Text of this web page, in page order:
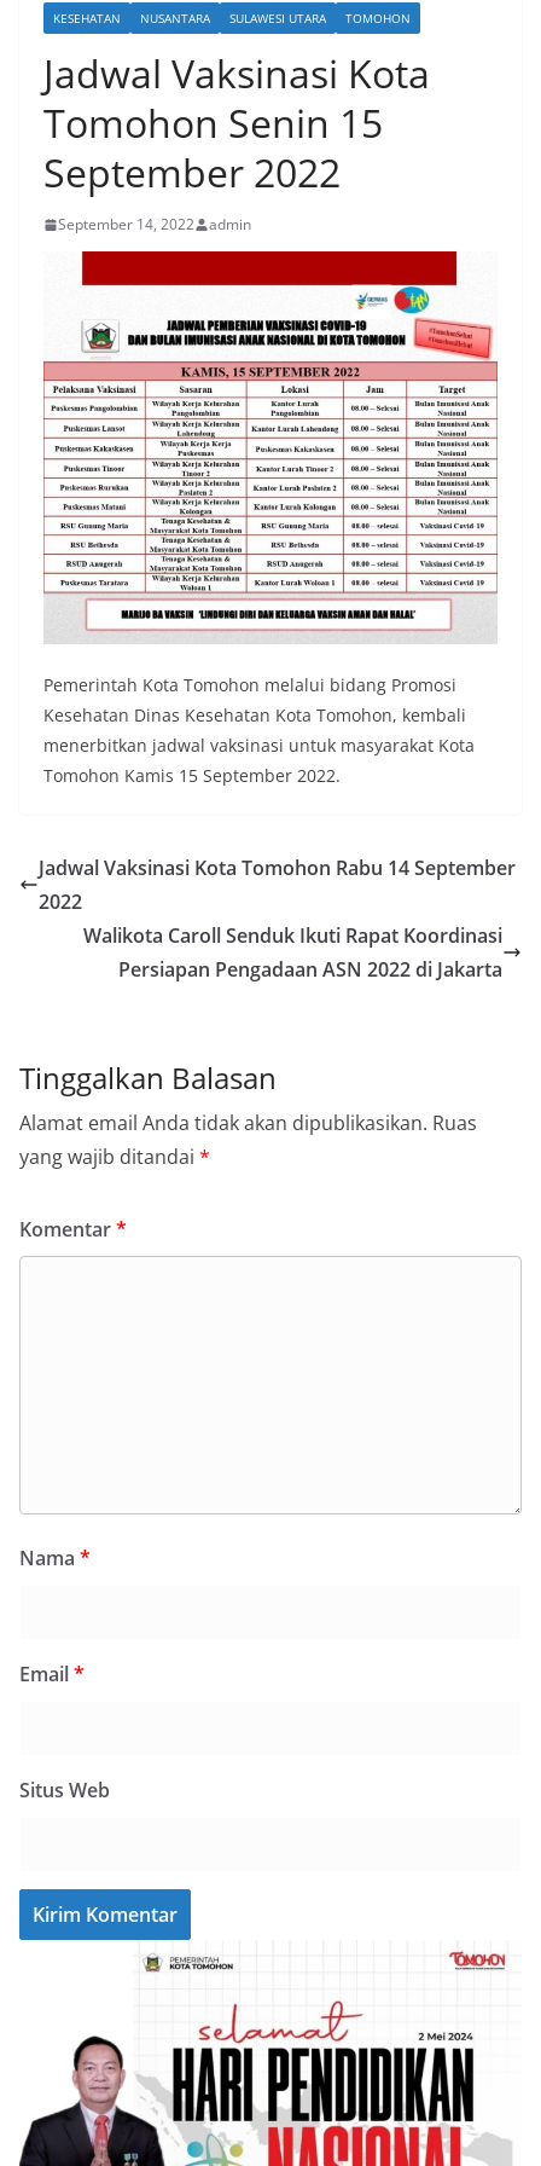
KESEHATAN NUSANTARA SULAWESI UTARA TOMOHON
Jadwal Vaksinasi Kota
Tomohon Senin 15
September 2022
September 14, 2022 admin
Pemerintah Kota Tomohon melalui bidang Promosi
Kesehatan Dinas Kesehatan Kota Tomohon, kembali
menerbitkan jadwal vaksinasi untuk masyarakat Kota
Tomohon Kamis 15 September 2022.
Jadwal Vaksinasi Kota Tomohon Rabu 14 September
2022
Walikota Caroll Senduk Ikuti Rapat Koordinasi
Persiapan Pengadaan ASN 2022 di Jakarta
Tinggalkan Balasan
Alamat email Anda tidak akan dipublikasikan. Ruas
yang wajib ditandai *
Komentar*
Nama *
Email*
Situs Web